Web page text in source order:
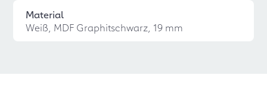
Material
Weiß, MDF Graphitschwarz, 19 mm